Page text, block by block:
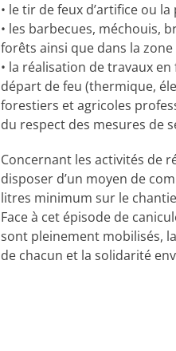
• le tir de feux d’artifice ou
• les barbecues, méchouis,
forêts ainsi que dans la
• la réalisation de travaux
départ de feu (thermique,
forestiers et agricoles
du respect des mesures de
Concernant les activités de
disposer d’un moyen de
litres minimum sur le
Face à cet épisode de
sont pleinement mobilisés,
de chacun et la solidarité